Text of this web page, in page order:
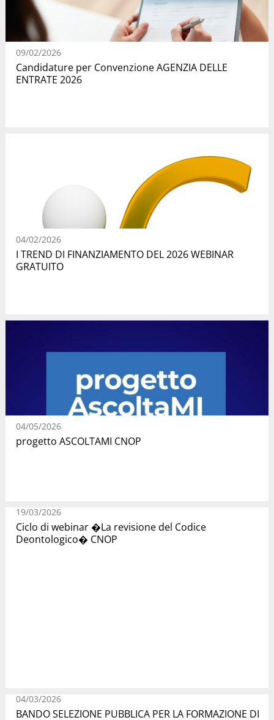
09/02/2026
Candidature per Convenzione AGENZIA DELLE
ENTRATE 2026
04/02/2026
I TREND DI FINANZIAMENTO DEL 2026 WEBINAR
GRATUITO
04/05/2026
progetto ASCOLTAMI CNOP
19/03/2026
Ciclo di webinar �La revisione del Codice
Deontologico� CNOP
04/03/2026
BANDO SELEZIONE PUBBLICA PER LA FORMAZIONE DI